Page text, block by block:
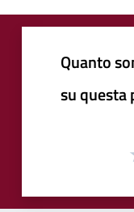
Quanto
su questa